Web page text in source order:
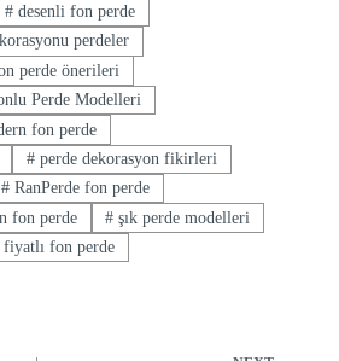
#desenli fon perde
perdeler
perde önerileri
Perde Modelleri
fon perde
#perde dekorasyon fikirleri
#RanPerde fon perde
fon perde # şık perde modelleri
fon perde